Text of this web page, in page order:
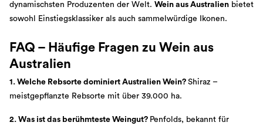
dynamischsten Produzenten der Welt. Wein aus Australien bietet
sowohl Einstiegsklassiker als auch sammelwürdige Ikonen.
FAQ – Häufige Fragen zu Wein aus
Australien
1. Welche Rebsorte dominiert Australien Wein? Shiraz –
meistgepflanzte Rebsorte mit über 39.000 ha.
2. Was ist das berühmteste Weingut? Penfolds, bekannt für